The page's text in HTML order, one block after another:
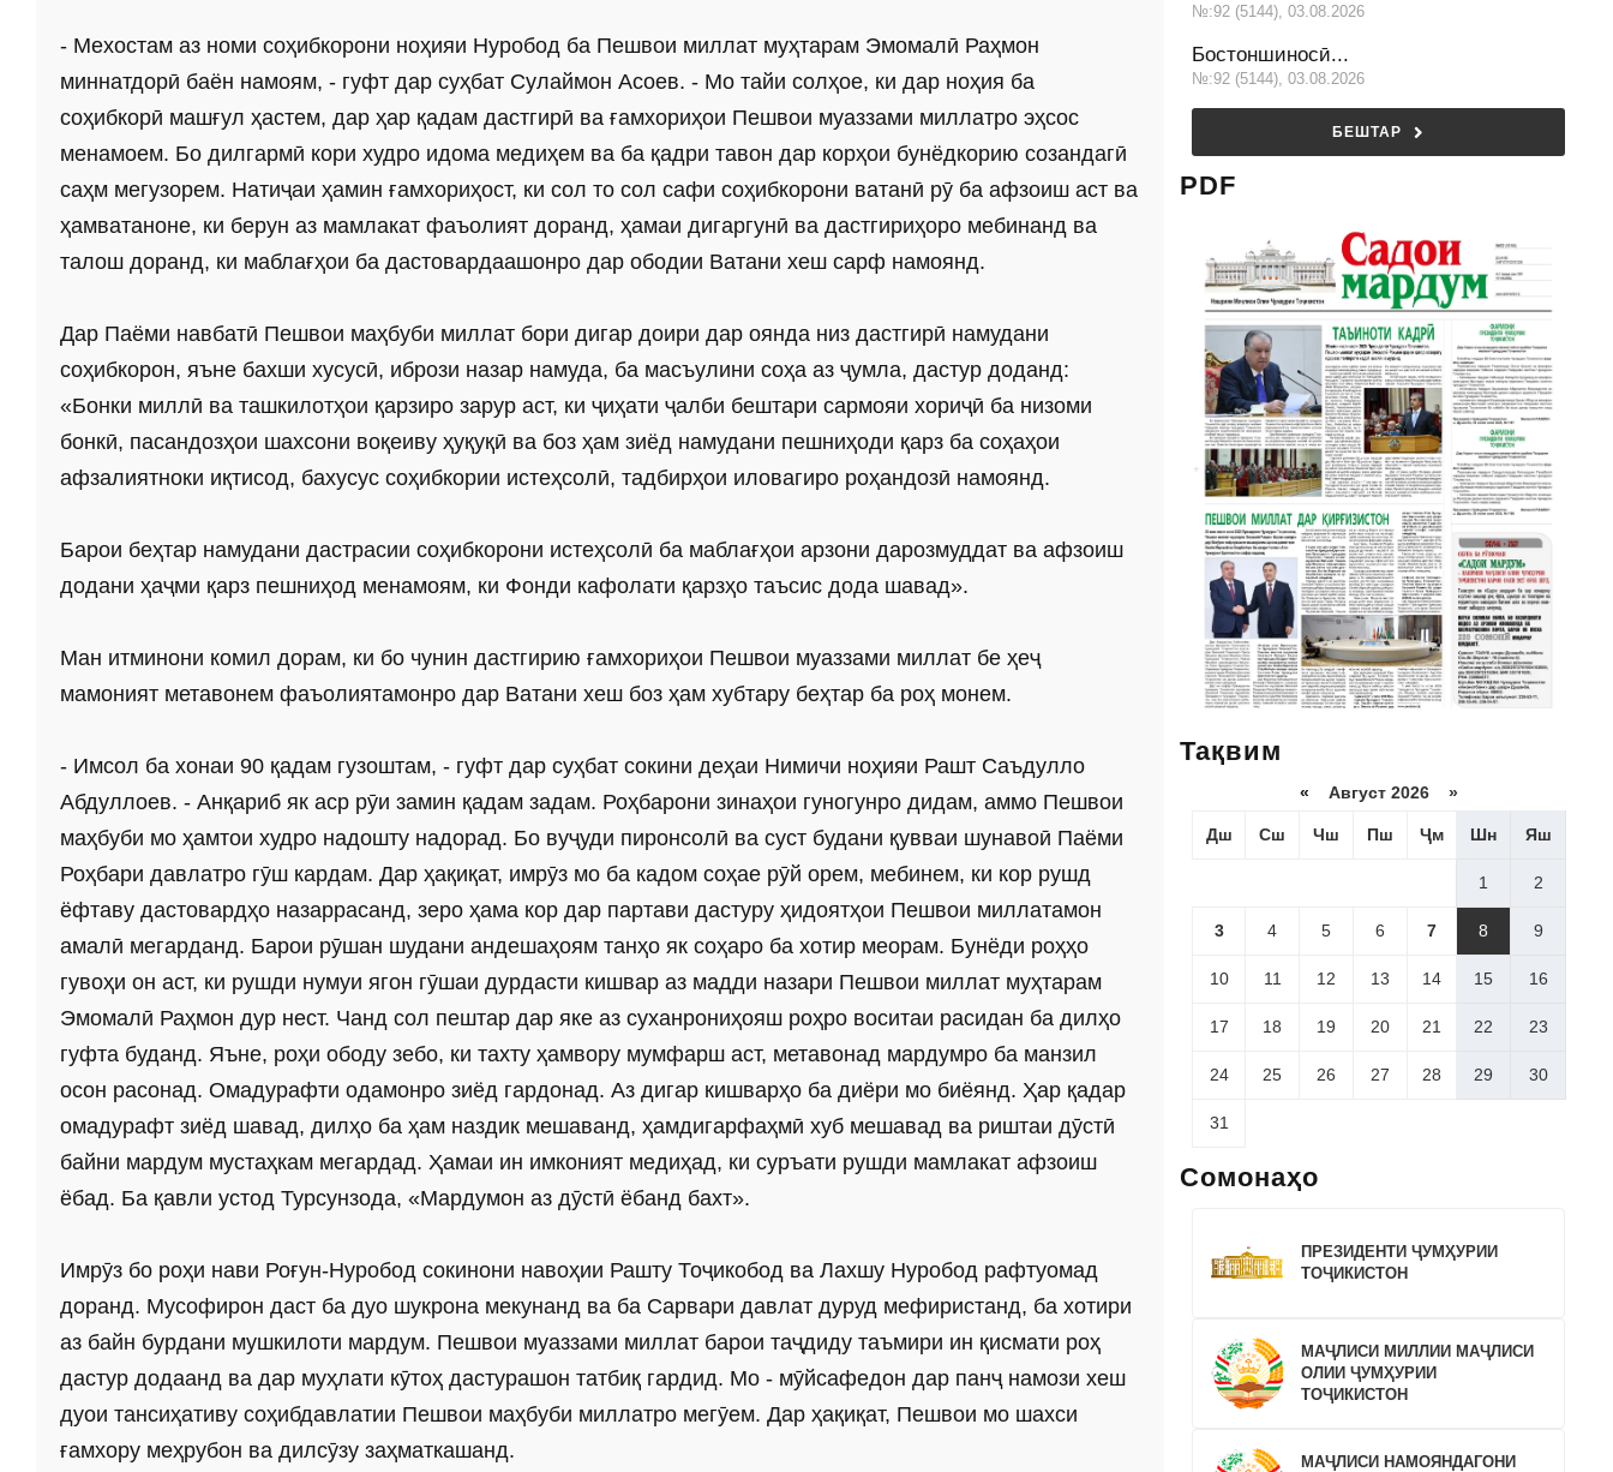
- Мехостам аз номи соҳибкорони ноҳияи Нуробод ба Пешвои миллат муҳтарам ­Эмомалӣ ­Раҳмон
миннатдорӣ баён намоям, - гуфт дар суҳбат Сулаймон Асоев. - Мо тайи солҳое, ки дар ноҳия ба
соҳибкорӣ машғул ҳастем, дар ҳар қадам дастгирӣ ва ғамхориҳои Пешвои муаззами миллатро эҳсос
менамоем. Бо дилгармӣ кори худро идома медиҳем ва ба қадри тавон дар корҳои бунёдкорию созандагӣ
саҳм мегузорем. Натиҷаи ҳамин ғамхориҳост, ки сол то сол сафи соҳибкорони ватанӣ рӯ ба афзоиш аст ва
ҳамватаноне, ки берун аз мамлакат фаъолият доранд, ҳамаи дигаргунӣ ва дастгириҳоро мебинанд ва
талош доранд, ки маблағҳои ба дастовардаашонро дар ободии Ватани хеш сарф намоянд.
Дар Паёми навбатӣ Пешвои маҳбуби миллат бори дигар доири дар оянда низ дастгирӣ намудани
соҳибкорон, яъне бахши хусусӣ, ибрози назар намуда, ба масъулини соҳа аз ҷумла, дастур доданд:
«Бонки миллӣ ва ташкилотҳои қарзиро зарур аст, ки ҷиҳати ҷалби бештари сармояи хориҷӣ ба низоми
бонкӣ, пасандозҳои шахсони воқеиву ҳуқуқӣ ва боз ҳам зиёд намудани пешниҳоди қарз ба соҳаҳои
афзалиятноки иқтисод, бахусус соҳибкории истеҳсолӣ, тадбирҳои иловагиро роҳандозӣ намоянд.
Барои беҳтар намудани даст­расии соҳибкорони истеҳсолӣ ба маблағҳои арзони дарозмуддат ва афзоиш
додани ҳаҷми қарз пешниҳод менамоям, ки Фонди кафолати қарзҳо таъсис дода шавад».
Ман итминони комил дорам, ки бо чунин дастгирию ғамхориҳои Пешвои муаззами миллат бе ҳеҷ
мамоният метавонем фаъолиятамонро дар Ватани хеш боз ҳам хубтару беҳтар ба роҳ монем.
- Имсол ба хонаи 90 қадам гузоштам, - гуфт дар суҳбат сокини деҳаи Нимичи ноҳияи Рашт Саъдулло
Абдуллоев. - Анқариб як аср рӯи замин қадам задам. Роҳбарони зинаҳои гуногунро дидам, аммо Пешвои
маҳбуби мо ҳамтои худро надошту надорад. Бо вуҷуди пиронсолӣ ва суст будани қувваи шунавоӣ Паёми
Роҳбари давлатро гӯш кардам. Дар ҳақиқат, имрӯз мо ба кадом соҳае рӯй орем, мебинем, ки кор рушд
ёфтаву дастовардҳо назаррасанд, зеро ҳама кор дар партави дастуру ҳидоятҳои Пешвои миллатамон
амалӣ мегарданд. Барои рӯшан шудани андешаҳоям танҳо як соҳаро ба хотир меорам. Бунёди роҳҳо
гувоҳи он аст, ки рушди нумуи ягон гӯшаи дурдасти кишвар аз мадди назари Пешвои миллат муҳтарам
Эмомалӣ Раҳмон дур нест. Чанд сол пештар дар яке аз суханрониҳояш роҳро воситаи расидан ба дилҳо
гуфта буданд. Яъне, роҳи ободу зебо, ки тахту ҳамвору мумфарш аст, метавонад мардумро ба манзил
осон расонад. Омадурафти одамонро зиёд гардонад. Аз дигар кишварҳо ба диёри мо биёянд. Ҳар қадар
омадурафт зиёд шавад, дилҳо ба ҳам наздик мешаванд, ҳамдигарфаҳмӣ хуб мешавад ва риштаи дӯстӣ
байни мардум мустаҳкам мегардад. Ҳамаи ин имконият медиҳад, ки суръати рушди мамлакат афзоиш
ёбад. Ба қавли устод Турсунзода, «Мардумон аз дӯстӣ ёбанд бахт».
Имрӯз бо роҳи нави Роғун-Нуробод сокинони навоҳии Рашту Тоҷикобод ва Лахшу Нуробод рафтуомад
доранд. Мусофирон даст ба дуо шукрона мекунанд ва ба Сарвари давлат дуруд мефиристанд, ба хотири
аз байн бурдани мушкилоти мардум. Пешвои муаззами миллат барои таҷдиду таъмири ин қисмати роҳ
дастур додаанд ва дар муҳлати кӯтоҳ дастурашон татбиқ гардид. Мо - мӯйсафедон дар панҷ намози хеш
дуои тансиҳативу соҳибдавлатии Пешвои маҳбуби миллатро мегӯем. Дар ҳақиқат, Пешвои мо шахси
ғамхору меҳрубон ва дилсӯзу заҳматкашанд.
№:92 (5144), 03.08.2026
Бостоншиносӣ...
№:92 (5144), 03.08.2026
БЕШТАР
PDF
Тақвим
« Август 2026 »
Дш Сш Чш Пш Ҷм Шн Яш
1 2
3 4 5 6 7 8 9
10 11 12 13 14 15 16
17 18 19 20 21 22 23
24 25 26 27 28 29 30
31
Сомонаҳо
ПРЕЗИДЕНТИ ҶУМҲУРИИ
ТОҶИКИСТОН
МАҶЛИСИ МИЛЛИИ МАҶЛИСИ
ОЛИИ ҶУМҲУРИИ
ТОҶИКИСТОН
МАҶЛИСИ НАМОЯНДАГОНИ